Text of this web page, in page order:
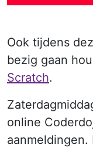
Ook tijdens
bezig gaan
Scratch.
online
aanmeldingen.